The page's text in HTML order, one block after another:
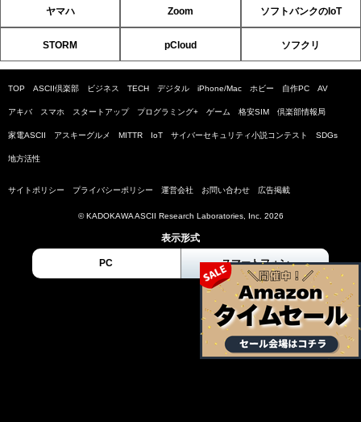
ヤマハ Zoom ソフトバンクのIoT
STORM pCloud ソフクリ
TOP ASCII倶楽部 ビジネス TECH デジタル iPhone/Mac ホビー 自作PC AV
アキバ スマホ スタートアップ プログラミング+ ゲーム 格安SIM 倶楽部情報局
家電ASCII アスキーグルメ MITTR IoT サイバーセキュリティ小説コンテスト SDGs
地方活性
サイトポリシー プライバシーポリシー 運営会社 お問い合わせ 広告掲載
© KADOKAWA ASCII Research Laboratories, Inc. 2026
表示形式
PC スマートフォン